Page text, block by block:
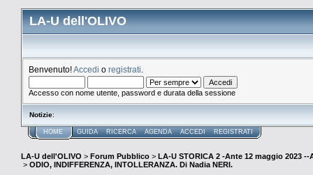
LA-U dell'OLIVO
Benvenuto!Accedi o registrati
Accesso con nome utente, password e durata della sessione
Notizie:
HOME GUIDA RICERCA AGENDA ACCEDI REGISTRATI
LA-U dell'OLIVO > Forum Pubblico > LA-U STORICA 2 -Ante 12 maggio 2023 --
> ODIO, INDIFFERENZA, INTOLLERANZA. Di Nadia NERI.